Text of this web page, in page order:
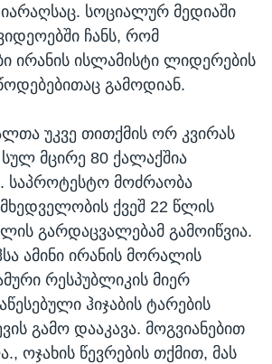
სოციალურ მედიაში
ჩანს, რომ
ირანის ისლამისტი ლიდერების
გამოდიან.
უკვე თითქმის ორ კვირას
მცირე 80 ქალაქშია
საპროტესტო მოძრაობა
ქვეშ 22 წლის
გარდაცვალებამ გამოიწვია.
ამინი ირანის მორალის
რესპუბლიკის მიერ
ჰიჯაბის ტარების
გამო დააკავა. მოგვიანებით
ოჯახის წევრების თქმით, მას